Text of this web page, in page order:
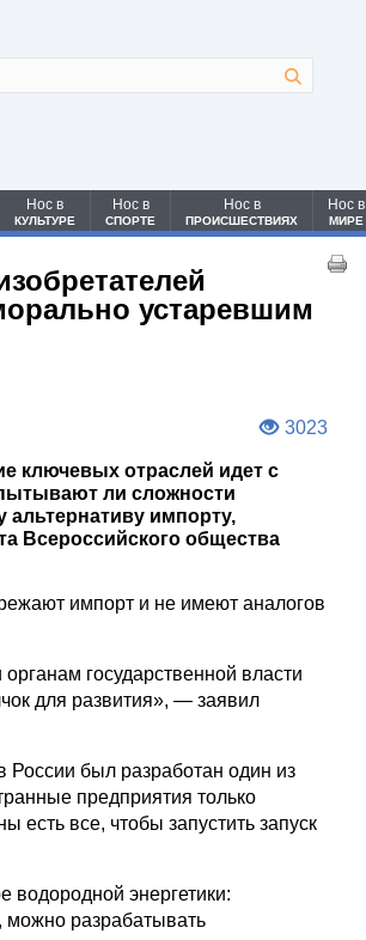
Нос в
КУЛЬТУРЕ
Нос в
СПОРТЕ
Нос в
ПРОИСШЕСТВИЯХ
Нос в
МИРЕ
устаревшим
3023
ключевых отраслей идет с
ли сложности
импорту,
Всероссийского общества
импорт и не имеют аналогов
государственной власти
для развития», — заявил
России был разработан один из
предприятия только
есть все, чтобы запустить запуск
водородной энергетики:
можно разрабатывать